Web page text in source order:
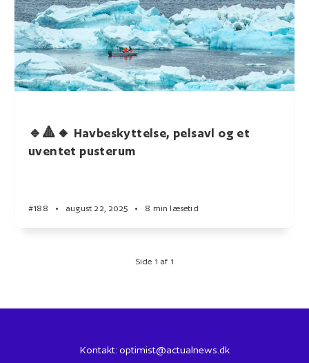
🔹🔺🔸 Havbeskyttelse, pelsavl og et
uventet pusterum
#188 • august 22, 2025 • 8 min læsetid
Side 1 af 1
Kontakt: optimist@actualnews.dk